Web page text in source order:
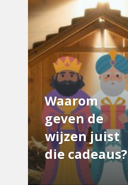
Waarom
geven de
wijzen juist
die cadeaus?